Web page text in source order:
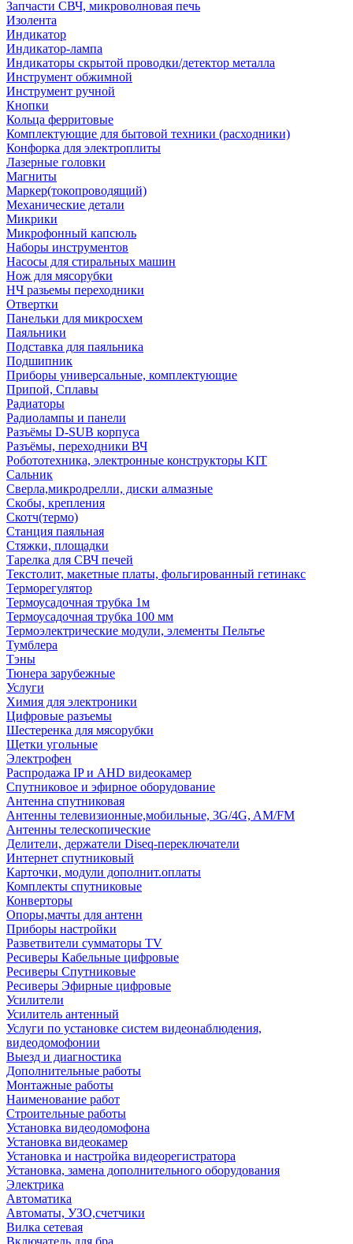
Запчасти СВЧ, микроволновая печь
Изолента
Индикатор
Индикатор-лампа
Индикаторы скрытой проводки/детектор металла
Инструмент обжимной
Инструмент ручной
Кнопки
Кольца ферритовые
Комплектующие для бытовой техники (расходники)
Конфорка для электроплиты
Лазерные головки
Магниты
Маркер(токопроводящий)
Механические детали
Микрики
Микрофонный капсюль
Наборы инструментов
Насосы для стиральных машин
Нож для мясорубки
НЧ разьемы переходники
Отвертки
Панельки для микросхем
Паяльники
Подставка для паяльника
Подшипник
Приборы универсальные, комплектующие
Припой, Сплавы
Радиаторы
Радиолампы и панели
Разъёмы D-SUB корпуса
Разъёмы, переходники ВЧ
Робототехника, электронные конструкторы KIT
Сальник
Сверла,микродрелли, диски алмазные
Скобы, крепления
Скотч(термо)
Станция паяльная
Стяжки, площадки
Тарелка для СВЧ печей
Текстолит, макетные платы, фольгированный гетинакс
Терморегулятор
Термоусадочная трубка 1м
Термоусадочная трубка 100 мм
Термоэлектрические модули, элементы Пельтье
Тумблера
Тэны
Тюнера зарубежные
Услуги
Химия для электроники
Цифровые разъемы
Шестеренка для мясорубки
Щетки угольные
Электрофен
Распродажа IP и AHD видеокамер
Спутниковое и эфирное оборудование
Антенна спутниковая
Антенны телевизионные,мобильные, 3G/4G, AM/FM
Антенны телескопические
Делители, держатели Diseq-переключатели
Интернет спутниковый
Карточки, модули дополнит.оплаты
Комплекты спутниковые
Конверторы
Опоры,мачты для антенн
Приборы настройки
Разветвители сумматоры TV
Ресиверы Кабельные цифровые
Ресиверы Спутниковые
Ресиверы Эфирные цифровые
Усилители
Усилитель антенный
Услуги по установке систем видеонаблюдения,
видеодомофонии
Выезд и диагностика
Дополнительные работы
Монтажные работы
Наименование работ
Строительные работы
Установка видеодомофона
Установка видеокамер
Установка и настройка видеорегистратора
Установка, замена дополнительного оборудования
Электрика
Автоматика
Автоматы, УЗО,счетчики
Вилка сетевая
Включатель для бра